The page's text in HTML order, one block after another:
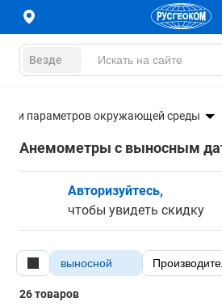
Везде
параметров окружающей среды
Анемометры с выносным
Авторизуйтесь,
чтобы увидеть скидку
выносной
26 товаров